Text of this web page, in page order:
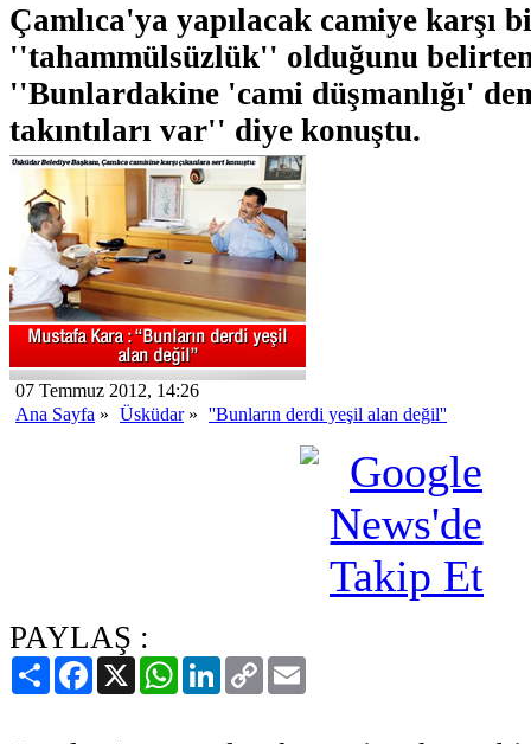
Çamlıca'ya yapılacak camiye karşı
''tahammülsüzlük'' olduğunu
''Bunlardakine 'cami düşmanlığı'
takıntıları var'' diye konuştu.
07 Temmuz 2012, 14:26
Ana Sayfa » Üsküdar» ''Bunların derdi yeşil alan değil''
PAYLAŞ :
PaylaşFacebook
X WhatsAppLinkedIn
Copy
Link